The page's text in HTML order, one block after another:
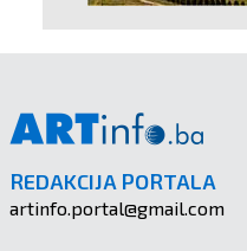
REDAKCIJA PORTALA
artinfo.portal@gmail.com